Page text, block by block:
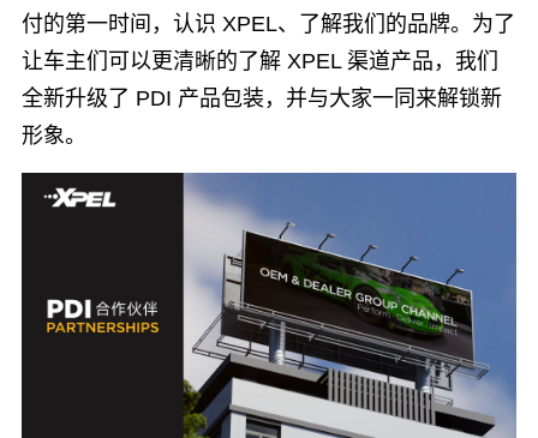
付的第一时间，认识 XPEL、了解我们的品牌。为了
让车主们可以更清晰的了解 XPEL 渠道产品，我们
全新升级了 PDI 产品包装，并与大家一同来解锁新
形象。